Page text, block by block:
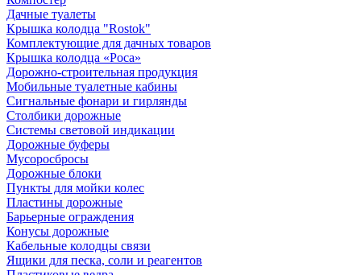
Дачные туалеты
Крышка колодца "Rostok"
Комплектующие для дачных товаров
Крышка колодца «Роса»
Дорожно-строительная продукция
Мобильные туалетные кабины
Сигнальные фонари и гирлянды
Столбики дорожные
Системы световой индикации
Дорожные буферы
Мусоросбросы
Дорожные блоки
Пункты для мойки колес
Пластины дорожные
Барьерные ограждения
Конусы дорожные
Кабельные колодцы связи
Ящики для песка, соли и реагентов